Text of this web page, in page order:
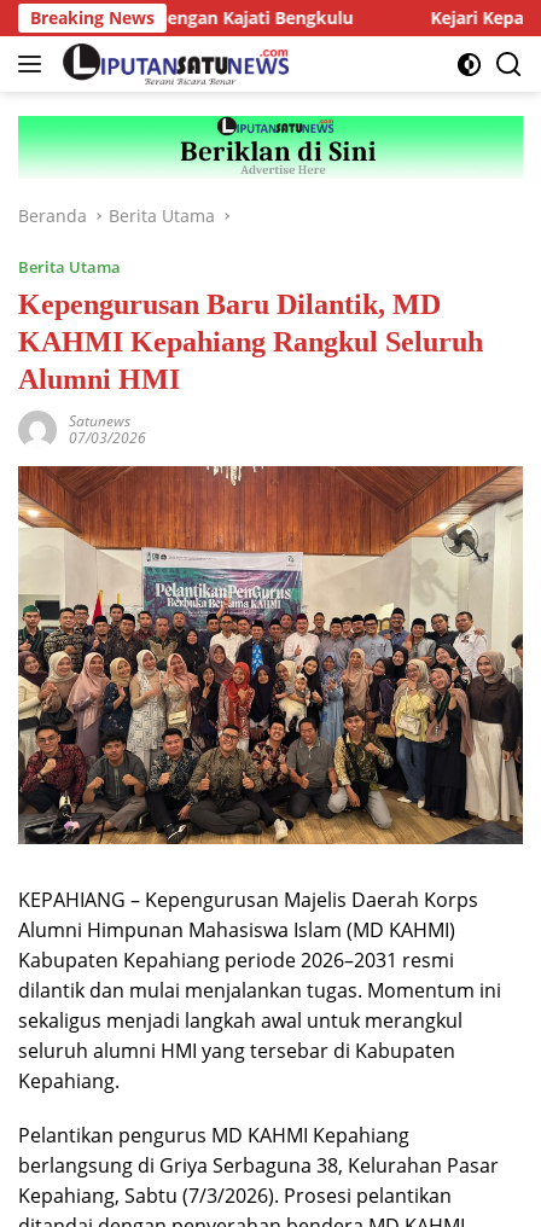
Langsung
ke
konten
Breaking News
dengan Kajati Bengkulu Kejari Kepahiang
Beranda Berita Utama
Berita Utama
Kepengurusan Baru Dilantik, MD
KAHMI Kepahiang Rangkul Seluruh
Alumni HMI
Satunews
07/03/2026
KEPAHIANG – Kepengurusan Majelis Daerah Korps
Alumni Himpunan Mahasiswa Islam (MD KAHMI)
Kabupaten Kepahiang periode 2026–2031 resmi
dilantik dan mulai menjalankan tugas. Momentum ini
sekaligus menjadi langkah awal untuk merangkul
seluruh alumni HMI yang tersebar di Kabupaten
Kepahiang.
Pelantikan pengurus MD KAHMI Kepahiang
berlangsung di Griya Serbaguna 38, Kelurahan Pasar
Kepahiang, Sabtu (7/3/2026). Prosesi pelantikan